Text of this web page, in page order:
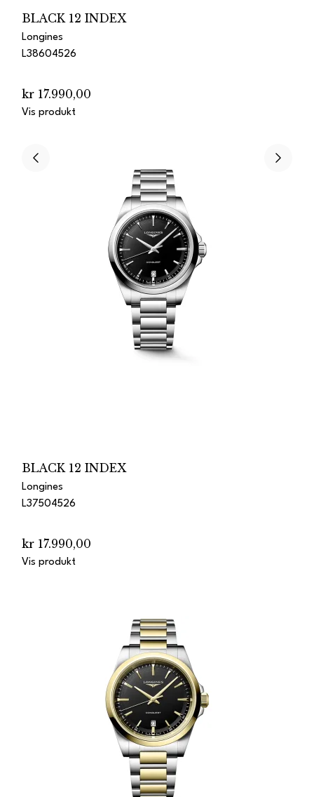
BLACK 12 INDEX
Longines
L38604526
kr 17.990,00
Vis produkt
BLACK 12 INDEX
Longines
L37504526
kr 17.990,00
Vis produkt